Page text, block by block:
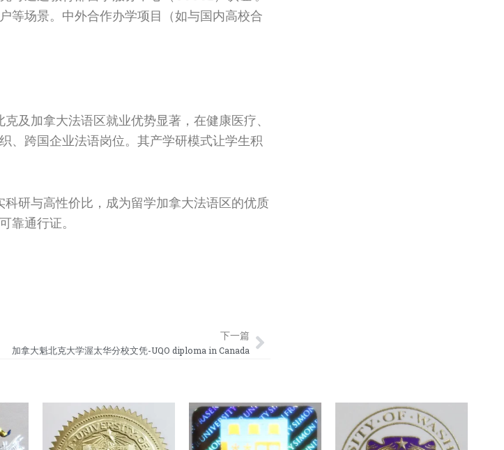
等场景。中外合作办学项目（如与国内高校合
及加拿大法语区就业优势显著，在健康医疗、
、跨国企业法语岗位。其产学研模式让学生积
研与高性价比，成为留学加拿大法语区的优质
靠通行证。
下一篇
加拿大魁北克大学渥太华分校文凭-UQO diploma in Canada